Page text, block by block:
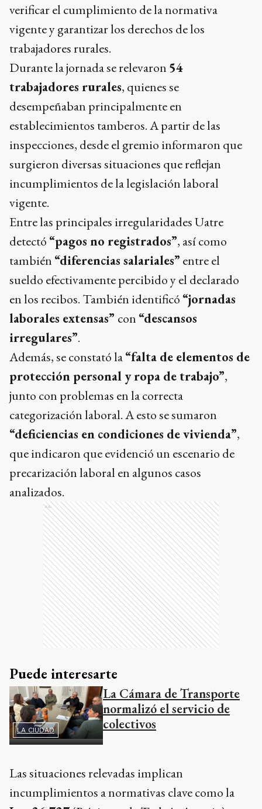
verificar el cumplimiento de la normativa
vigente y garantizar los derechos de los
trabajadores rurales.
Durante la jornada se relevaron 54
trabajadores rurales, quienes se
desempeñaban principalmente en
establecimientos tamberos. A partir de las
inspecciones, desde el gremio informaron que
surgieron diversas situaciones que reflejan
incumplimientos de la legislación laboral
vigente.
Entre las principales irregularidades Uatre
detectó “pagos no registrados”, así como
también “diferencias salariales” entre el
sueldo efectivamente percibido y el declarado
en los recibos. También identificó “jornadas
laborales extensas” con “descansos
irregulares”.
Además, se constató la“falta de elementos de
protección personal y ropa de trabajo”,
junto con problemas en la correcta
categorización laboral. A esto se sumaron
“deficiencias en condiciones de vivienda”,
que indicaron que evidenció un escenario de
precarización laboral en algunos casos
analizados.
Ads
Puede interesarte
LA CIUDAD
La Cámara de Transporte
normalizó el servicio de
colectivos
Las situaciones relevadas implican
incumplimientos a normativas clave como la